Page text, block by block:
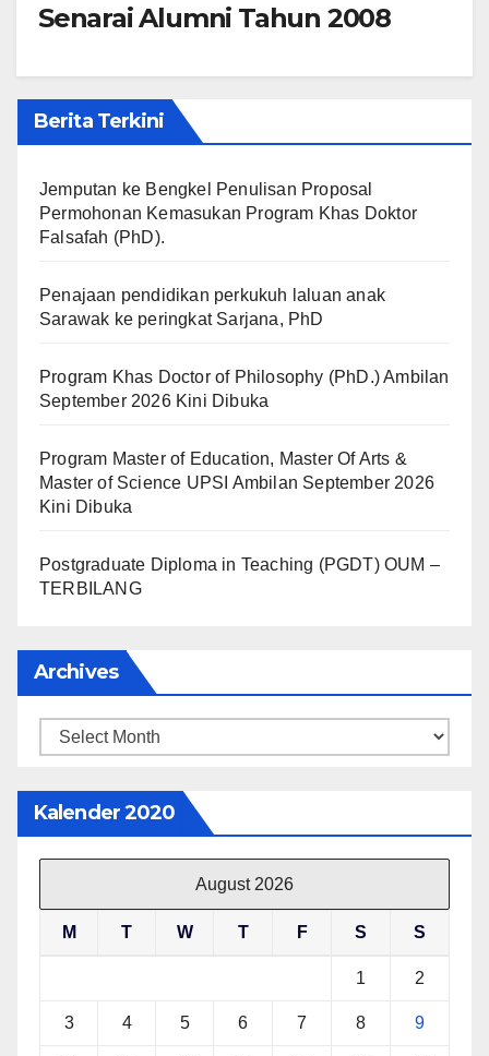
Senarai Alumni Tahun 2008
Berita Terkini
Jemputan ke Bengkel Penulisan Proposal
Permohonan Kemasukan Program Khas Doktor
Falsafah (PhD).
Penajaan pendidikan perkukuh laluan anak
Sarawak ke peringkat Sarjana, PhD
Program Khas Doctor of Philosophy (PhD.) Ambilan
September 2026 Kini Dibuka
Program Master of Education, Master Of Arts &
Master of Science UPSI Ambilan September 2026
Kini Dibuka
Postgraduate Diploma in Teaching (PGDT) OUM –
TERBILANG
Archives
Archives
Kalender 2020
August 2026
M T W T F S S
1 2
3 4 5 6 7 8 9